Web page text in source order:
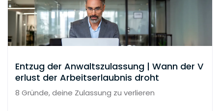
Entzug der Anwaltszulassung | Wann der V
erlust der Arbeitserlaubnis droht
8 Gründe, deine Zulassung zu verlieren